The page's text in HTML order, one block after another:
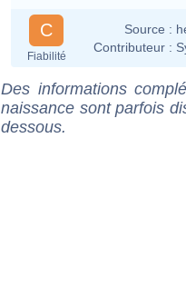
C
Fiabilité
Source :
Contributeur :
Des informations
naissance sont parfois
dessous.